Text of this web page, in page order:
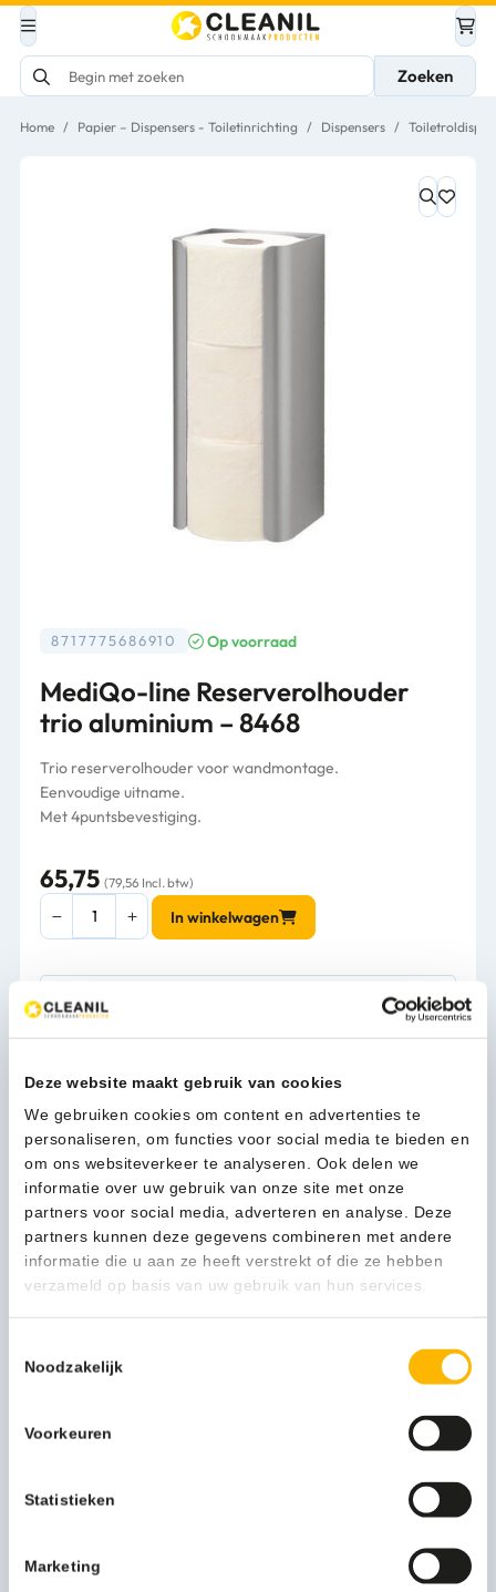
Deze website maakt gebruik van cookies
We gebruiken cookies om content en advertenties te
personaliseren, om functies voor social media te bieden en
om ons websiteverkeer te analyseren. Ook delen we
informatie over uw gebruik van onze site met onze
partners voor social media, adverteren en analyse. Deze
partners kunnen deze gegevens combineren met andere
informatie die u aan ze heeft verstrekt of die ze hebben
verzameld op basis van uw gebruik van hun services.
Noodzakelijk
Voorkeuren
Statistieken
Marketing
Zoeken
Home / Papier – Dispensers - Toiletinrichting / Dispensers /
8717775686910 Op voorraad
MediQo-line Reserverolhouder
trio aluminium – 8468
Trio reserverolhouder voor wandmontage.
Eenvoudige uitname.
Met 4puntsbevestiging.
65,75 (79,56 Incl. btw)
MediQo-
line
trio
aluminium
aantal
In winkelwagen
Kan ik u helpen?
Neem contact op
Beschrijving
Een toiletbezoek kan een flinke uitdaging worden, zonder
extra toiletpapier bij de hand. Het is daarom een uitdaging
toiletpapier.
langwerpige houder is voorzien van een open boven- en
speciale vierpuntsbevestiging garandeert een solide
de trio reserverolhouder van MediQo-line. Vraag hier de